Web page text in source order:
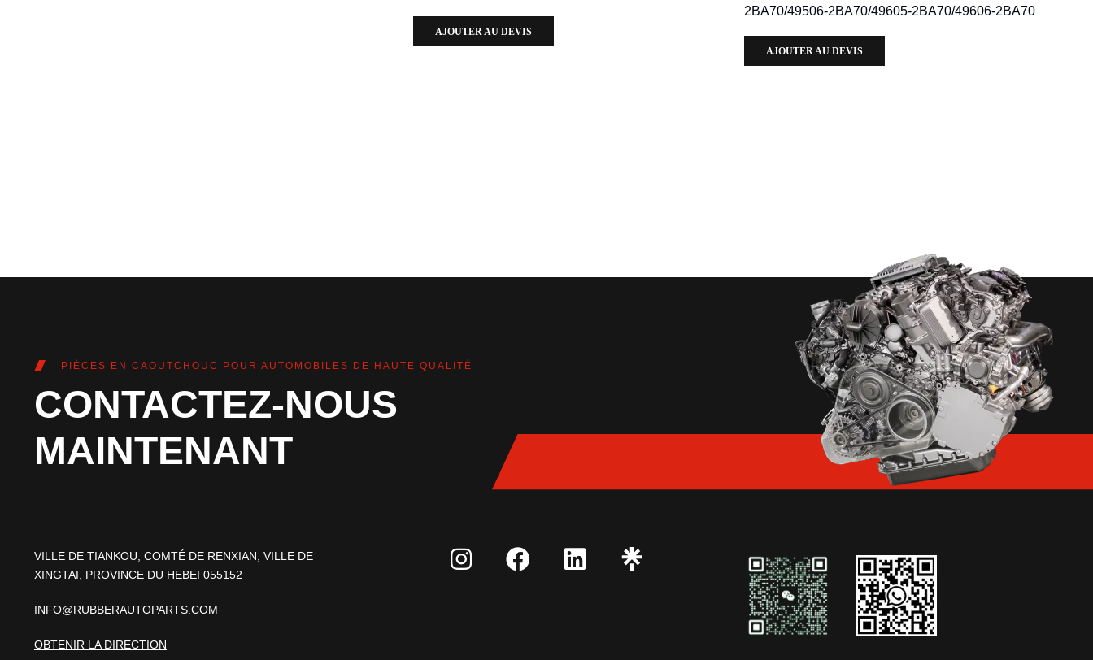
AJOUTER AU DEVIS
2BA70/49506-2BA70/49605-2BA70/49606-2BA70
AJOUTER AU DEVIS
PIÈCES EN CAOUTCHOUC POUR AUTOMOBILES DE HAUTE QUALITÉ
CONTACTEZ-NOUS
MAINTENANT
VILLE DE TIANKOU, COMTÉ DE RENXIAN, VILLE DE
XINGTAI, PROVINCE DU HEBEI 055152
INFO@RUBBERAUTOPARTS.COM
OBTENIR LA DIRECTION